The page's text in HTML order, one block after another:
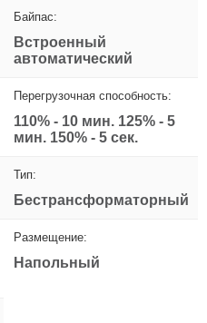
Байпас:
Встроенный
автоматический
Перегрузочная способность:
110% - 10 мин. 125% - 5
мин. 150% - 5 сек.
Тип:
Бестрансформаторный
Размещение:
Напольный